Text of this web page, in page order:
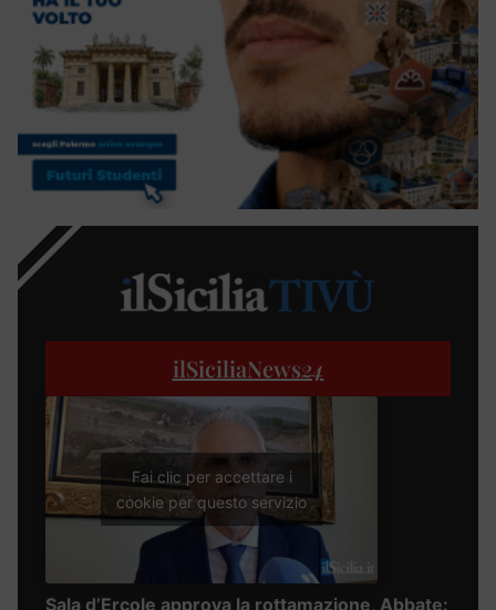
ilSiciliaNews24
Fai clic per accettare i
cookie per questo servizio
Sala d’Ercole approva la rottamazione, Abbate: